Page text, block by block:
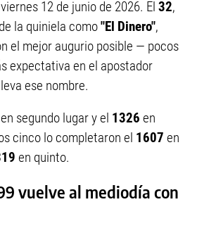
12 de junio de 2026. El 32,
la quiniela como"El Dinero",
el mejor augurio posible — pocos
expectativa en el apostador
ese nombre.
en segundo lugar y el 1326 en
cinco lo completaron el 1607 en
en quinto.
vuelve al mediodía con